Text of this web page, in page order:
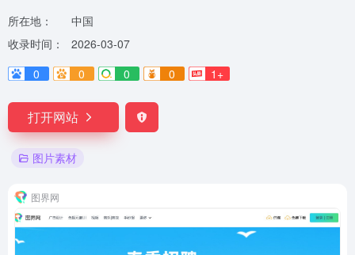
所在地：
中国
收录时间：
2026-03-07
0
0 0 0 1+
打开网站
图片素材
图界网